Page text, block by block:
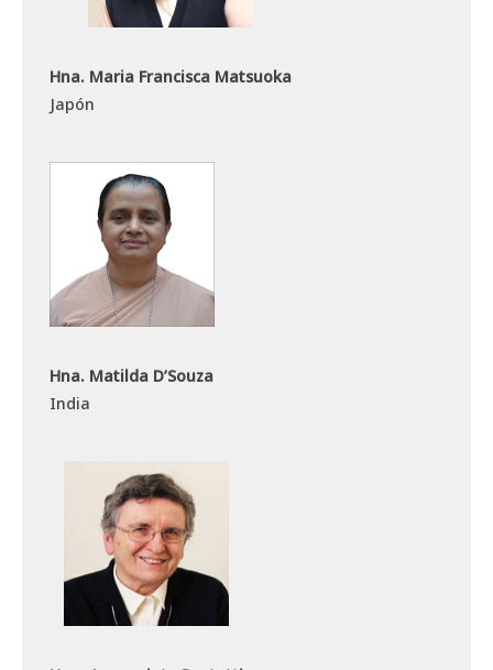
Hna. Maria Francisca Matsuoka
Japón
Hna. Matilda D’Souza
India